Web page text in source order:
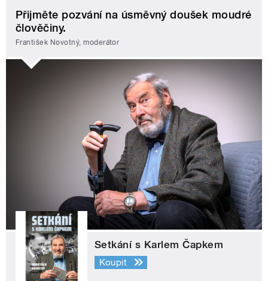
Přijměte pozvání na úsměvný doušek moudré
člověčiny.
František Novotný, moderátor
Setkání s Karlem Čapkem
Koupit